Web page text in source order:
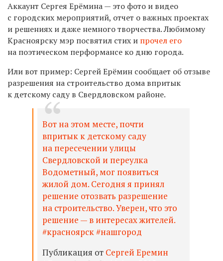
Аккаунт Сергея Ерёмина — это фото и видео
с городских мероприятий, отчет о важных проектах
и решениях и даже немноготворчества. Любимому
Красноярску мэр посвятил стих и прочел его
на поэтическом перформансе ко дню города.
Или вот пример: Сергей Ерёмин сообщает об отзыве
разрешения на строительство дома впритык
к детскому саду в Свердловском районе.
Вот на этом месте, почти
впритык к детскому саду
на пересечении улицы
Свердловской и переулка
Водометный, мог появиться
жилой дом. Сегодня я принял
решение отозвать разрешение
на строительство. Уверен, что это
решение — в интересах жителей.
#красноярск #нашгород
Публикация от Сергей Еремин